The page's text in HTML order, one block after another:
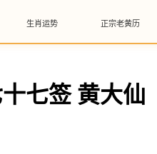
生肖运势 正宗老黄历
七签 黄大仙